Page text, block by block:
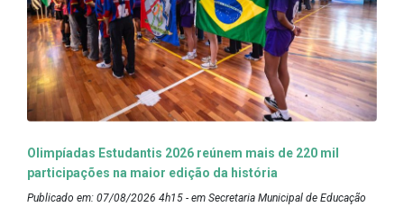
Olimpíadas Estudantis 2026 reúnem mais de 220 mil
participações na maior edição da história
Publicado em: 07/08/2026 4h15 - em Secretaria Municipal de Educação